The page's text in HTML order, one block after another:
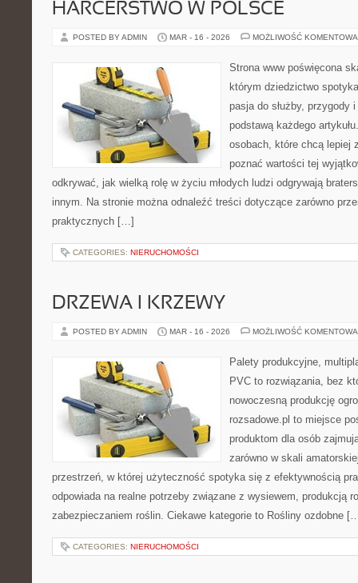
HARCERSTWO W POLSCE
POSTED BY ADMIN MAR - 16 - 2026 MOŻLIWOŚĆ
Strona www poświęcona
którym dziedzictwo
pasja do służby, przygody
podstawą każdego
osobach, które chcą lepiej
poznać wartości tej
odkrywać, jak wielką rolę w życiu młodych ludzi odgrywają
innym. Na stronie można odnaleźć treści dotyczące zarówno
praktycznych […]
CATEGORIES: NIERUCHOMOŚCI
DRZEWA I KRZEWY
POSTED BY ADMIN MAR - 16 - 2026 MOŻLIWOŚĆ
Palety produkcyjne,
PVC to rozwiązania, bez
nowoczesną produkcję
rozsadowe.pl to miejsce
produktom dla osób
zarówno w skali
przestrzeń, w której użyteczność spotyka się z efektywnością
odpowiada na realne potrzeby związane z wysiewem, produkcją
zabezpieczaniem roślin. Ciekawe kategorie to Rośliny ozdobne
CATEGORIES: NIERUCHOMOŚCI